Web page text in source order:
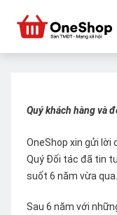
Quý khách hàng và
OneShop xin gửi
Quý Đối tác đã tin
suốt 6 năm vừa qua.
Sau 6 năm với